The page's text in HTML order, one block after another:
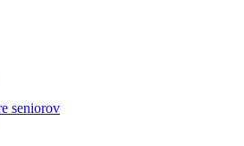
seniorov